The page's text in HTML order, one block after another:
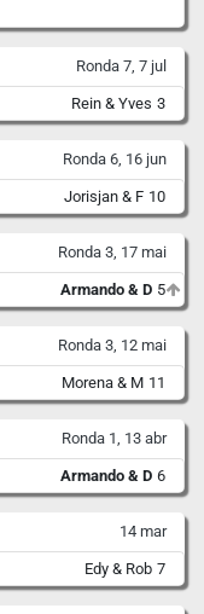
Ronda 7, 7 jul
Rein & Yves 3
Ronda 6, 16 jun
Jorisjan & F 10
Ronda 3, 17 mai
Armando & D 5
Ronda 3, 12 mai
Morena & M 11
Ronda 1, 13 abr
Armando & D 6
14 mar
Edy & Rob 7